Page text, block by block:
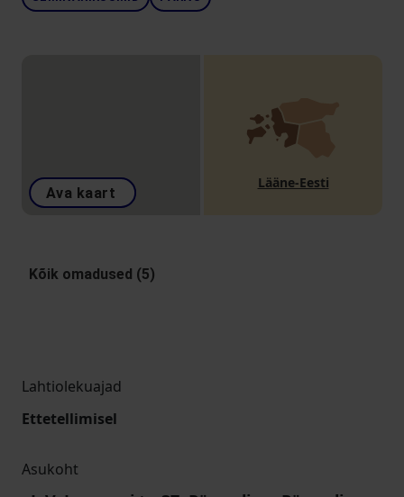
Ava kaart
Lääne-Eesti
Kõik omadused (5)
Lahtiolekuajad
Ettetellimisel
Asukoht